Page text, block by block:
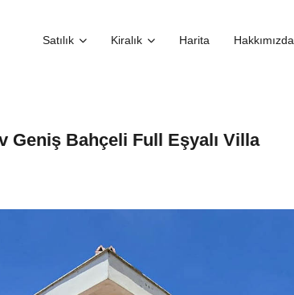
Satılık Kiralık Harita Hakkımızda
Geniş Bahçeli Full Eşyalı Villa